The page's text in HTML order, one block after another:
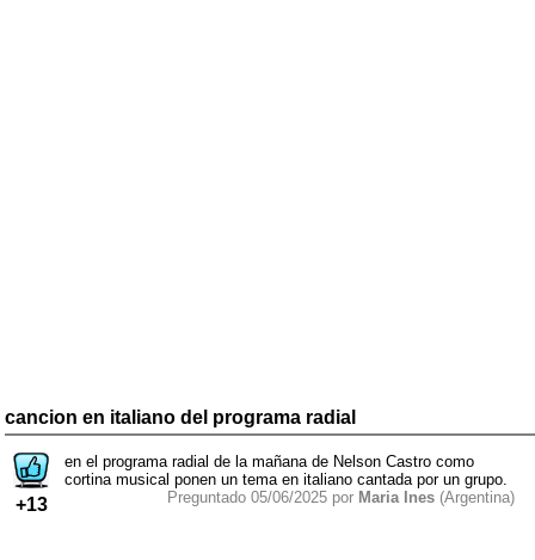
cancion en italiano del programa radial
+13
en el programa radial de la mañana de Nelson Castro como
cortina musical ponen un tema en italiano cantada por un grupo.
Preguntado 05/06/2025 por Maria Ines (Argentina)